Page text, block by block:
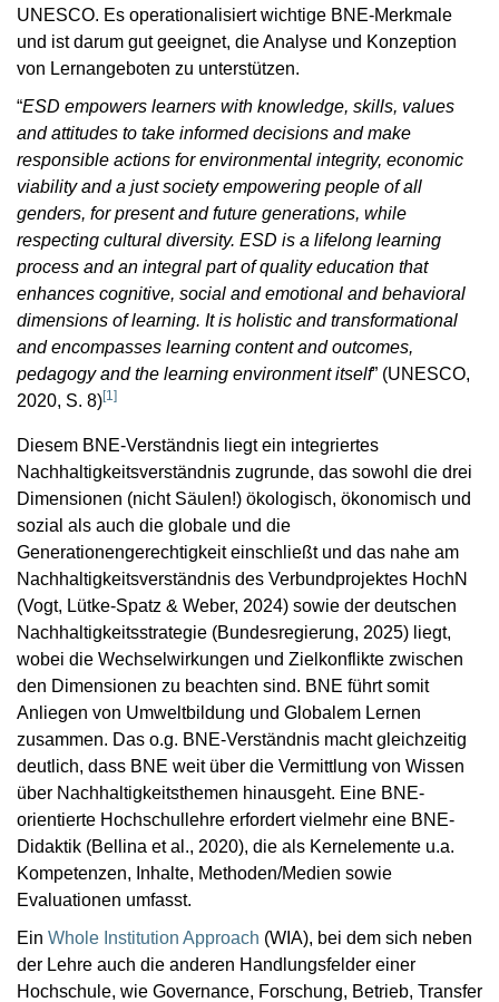
UNESCO. Es operationalisiert wichtige BNE-Merkmale
und ist darum gut geeignet, die Analyse und Konzeption
von Lernangeboten zu unterstützen.
“ESD empowers learners with knowledge, skills, values
and attitudes to take informed decisions and make
responsible actions for environmental integrity, economic
viability and a just society empowering people of all
genders, for present and future generations, while
respecting cultural diversity. ESD is a lifelong learning
process and an integral part of quality education that
enhances cognitive, social and emotional and behavioral
dimensions of learning. It is holistic and transformational
and encompasses learning content and outcomes,
pedagogy and the learning environment itself” (UNESCO,
2020, S. 8)[1]
Diesem BNE-Verständnis liegt ein integriertes
Nachhaltigkeitsverständnis zugrunde, das sowohl die drei
Dimensionen (nicht Säulen!) ökologisch, ökonomisch und
sozial als auch die globale und die
Generationengerechtigkeit einschließt und das nahe am
Nachhaltigkeitsverständnis des Verbundprojektes HochN
(Vogt, Lütke-Spatz & Weber, 2024) sowie der deutschen
Nachhaltigkeitsstrategie (Bundesregierung, 2025) liegt,
wobei die Wechselwirkungen und Zielkonflikte zwischen
den Dimensionen zu beachten sind. BNE führt somit
Anliegen von Umweltbildung und Globalem Lernen
zusammen. Das o.g. BNE-Verständnis macht gleichzeitig
deutlich, dass BNE weit über die Vermittlung von Wissen
über Nachhaltigkeitsthemen hinausgeht. Eine BNE-
orientierte Hochschullehre erfordert vielmehr eine BNE-
Didaktik (Bellina et al., 2020), die als Kernelemente u.a.
Kompetenzen, Inhalte, Methoden/Medien sowie
Evaluationen umfasst.
Ein Whole Institution Approach (WIA), bei dem sich neben
der Lehre auch die anderen Handlungsfelder einer
Hochschule, wie Governance, Forschung, Betrieb, Transfer